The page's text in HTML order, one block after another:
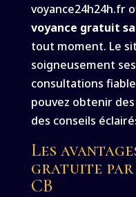
voyance24h24h.fr
voyance gratuit
tout moment. Le
soigneusement
consultations
pouvez obtenir
des conseils
Les
gratuite par
CB